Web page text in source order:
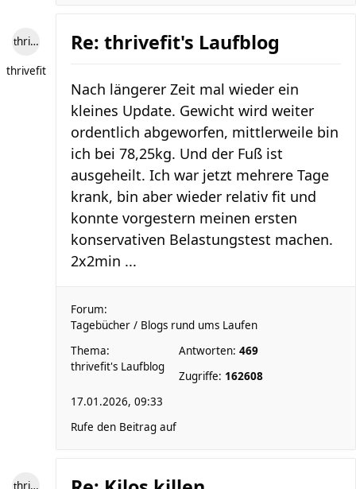
thrivefit
thrivefit
Re: thrivefit's Laufblog
Nach längerer Zeit mal wieder ein
kleines Update. Gewicht wird weiter
ordentlich abgeworfen, mittlerweile bin
ich bei 78,25kg. Und der Fuß ist
ausgeheilt. Ich war jetzt mehrere Tage
krank, bin aber wieder relativ fit und
konnte vorgestern meinen ersten
konservativen Belastungstest machen.
2x2min ...
Forum:
Tagebücher / Blogs rund ums Laufen
Thema:
thrivefit's Laufblog
Antworten: 469
Zugriffe: 162608
17.01.2026, 09:33
Rufe den Beitrag auf
thrivefit